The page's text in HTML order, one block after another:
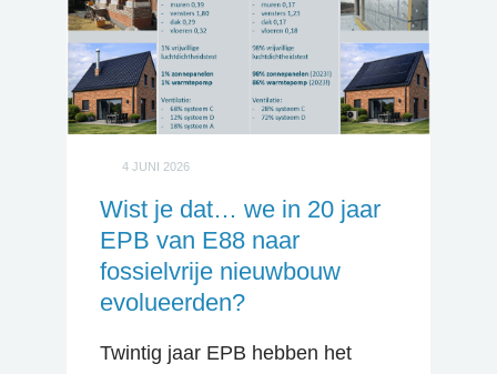
4 JUNI 2026
Wist je dat… we in 20 jaar
EPB van E88 naar
fossielvrije nieuwbouw
evolueerden?
Twintig jaar EPB hebben het